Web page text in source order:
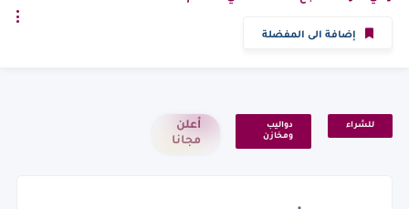
إضافة الى المفضلة
للشراء
دواليب
ومخازن
أعلن
مجانا